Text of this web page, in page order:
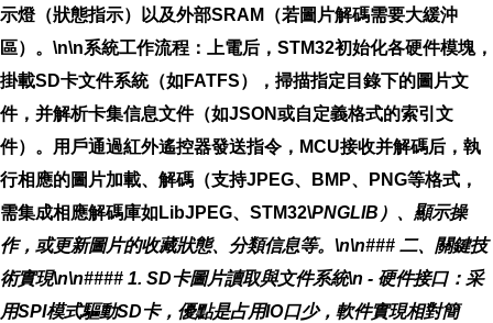
示燈（狀態指示）以及外部SRAM（若圖片解碼需要大緩沖
區）。\n\n系統工作流程：上電后，STM32初始化各硬件模塊，
掛載SD卡文件系統（如FATFS），掃描指定目錄下的圖片文
件，并解析卡集信息文件（如JSON或自定義格式的索引文
件）。用戶通過紅外遙控器發送指令，MCU接收并解碼后，執
行相應的圖片加載、解碼（支持JPEG、BMP、PNG等格式，
需集成相應解碼庫如LibJPEG、STM32\PNGLIB）、顯示操
作，或更新圖片的收藏狀態、分類信息等。\n\n### 二、關鍵技
術實現\n\n#### 1. SD卡圖片讀取與文件系統\n - 硬件接口：采
用SPI模式驅動SD卡，優點是占用IO口少，軟件實現相對簡